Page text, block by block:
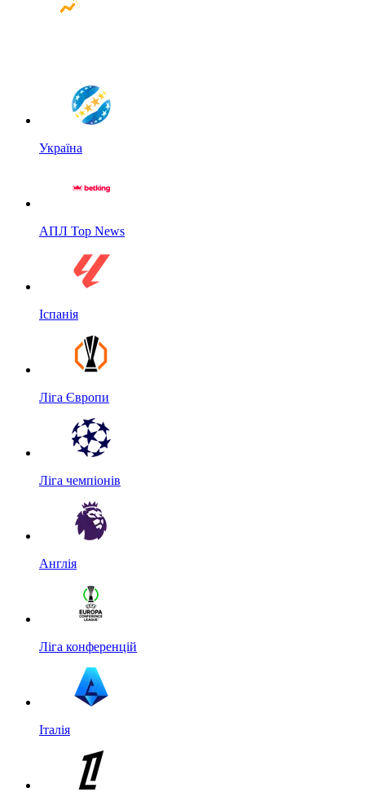
Україна
АПЛ Top News
Іспанія
Ліга Європи
Ліга чемпіонів
Англія
Ліга конференцій
Італія